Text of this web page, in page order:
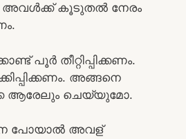
അവൾക്ക് കൂടുതൽ നേരം
പൂർ തീറ്റിപ്പിക്കണം.
അങ്ങനെ
ആരേലും ചെയ്യുമോ.
പോയാൽ അവള്